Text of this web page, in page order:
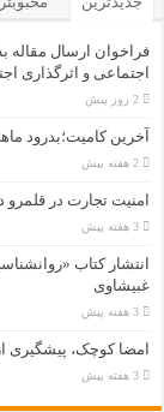
فراخوان ارسال مقاله
اجتماعی و اثرگذاری
2 روز پیش
آخرین کامیت؛بدرود
2 هفته پیش
امنیت تجارت در قلمرو
3 هفته پیش
انتشار کتاب
غبیشاوی
3 هفته پیش
امضا کوچک، پیشگیری
3 هفته پیش